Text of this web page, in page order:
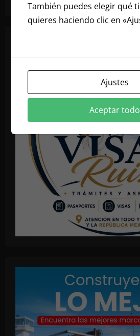
También puedes elegir qué
quieres haciendo clic en
Ajustes
Aceptar todo